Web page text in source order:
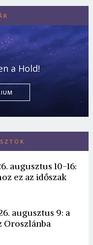
a Hold!
augusztus 10-16:
ez az időszak
augusztus 9: a
Oroszlánba